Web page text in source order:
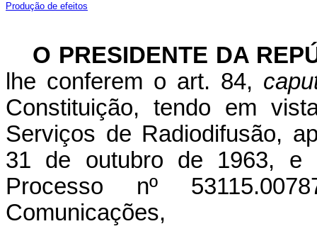
Produção de efeitos
O PRESIDENTE DA
lhe conferem o art. 84,
Constituição, tendo em
Serviços de Radiodifusão,
31 de outubro de 1963,
Processo nº
Comunicações,